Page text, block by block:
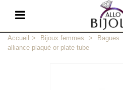
Accueil > Bijoux femmes > Bagues
alliance plaqué or plate tube